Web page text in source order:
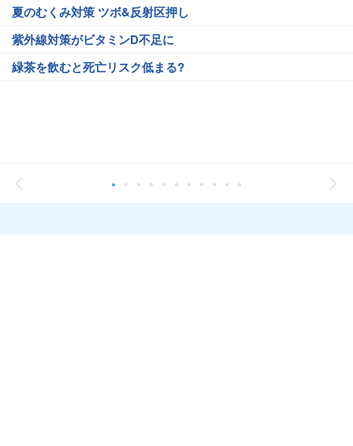
夏のむくみ対策 ツボ&反射区押し
紫外線対策がビタミンD不足に
緑茶を飲むと死亡リスク低まる?